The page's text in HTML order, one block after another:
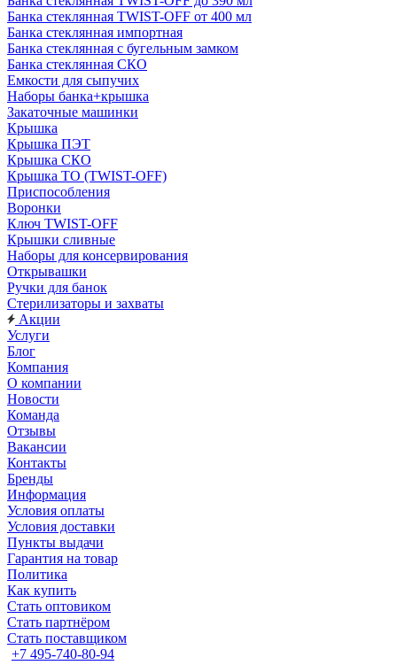
Банка стеклянная TWIST-OFF от 400 мл
Банка стеклянная импортная
Банка стеклянная с бугельным замком
Банка стеклянная СКО
Емкости для сыпучих
Наборы банка+крышка
Закаточные машинки
Крышка
Крышка ПЭТ
Крышка СКО
Крышка ТО (TWIST-OFF)
Приспособления
Воронки
Ключ TWIST-OFF
Крышки сливные
Наборы для консервирования
Открывашки
Ручки для банок
Стерилизаторы и захваты
Акции
Услуги
Блог
Компания
О компании
Новости
Команда
Отзывы
Вакансии
Контакты
Бренды
Информация
Условия оплаты
Условия доставки
Пункты выдачи
Гарантия на товар
Политика
Как купить
Стать оптовиком
Стать партнёром
Стать поставщиком
+7 495-740-80-94